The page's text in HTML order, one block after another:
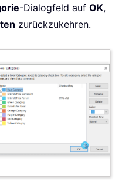
-Dialogfeld auf OK,
zurückzukehren.